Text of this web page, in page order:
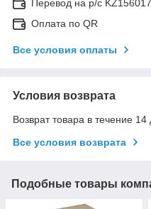
Перевод на р/с
Оплата по QR
Все условия оплаты
Условия возврата
Возврат товара в течение
Все условия возврата
Подобные товары